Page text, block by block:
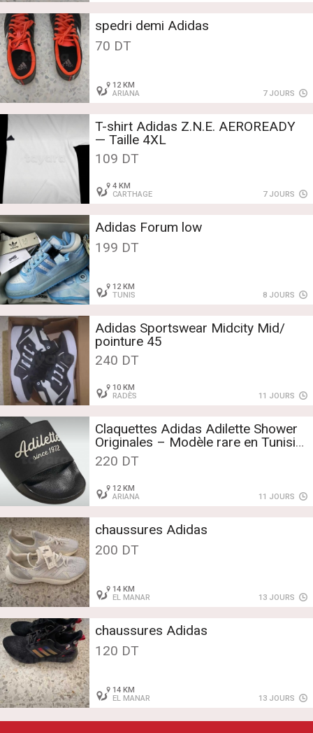
spedri demi Adidas
70 DT
12 KM
ARIANA
7 JOURS
T-shirt Adidas Z.N.E. AEROREADY
— Taille 4XL
109 DT
4 KM
CARTHAGE
7 JOURS
Adidas Forum low
199 DT
12 KM
TUNIS
8 JOURS
Adidas Sportswear Midcity Mid/
pointure 45
240 DT
10 KM
RADÈS
11 JOURS
Claquettes Adidas Adilette Shower
Originales – Modèle rare en Tunisie
– Neuves
220 DT
12 KM
ARIANA
11 JOURS
chaussures Adidas
200 DT
14 KM
EL MANAR
13 JOURS
chaussures Adidas
120 DT
14 KM
EL MANAR
13 JOURS